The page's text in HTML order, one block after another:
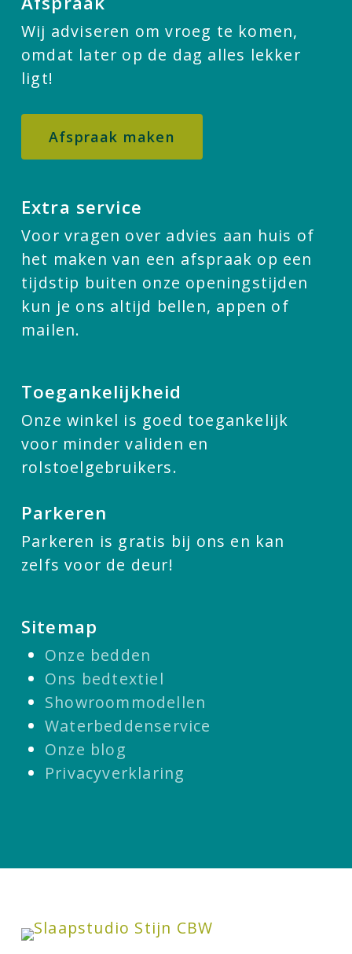
Wij adviseren om vroeg te komen,
omdat later op de dag alles lekker
ligt!
Afspraak maken
Extra service
Voor vragen over advies aan huis of
het maken van een afspraak op een
tijdstip buiten onze openingstijden
kun je ons altijd bellen, appen of
mailen.
Toegankelijkheid
Onze winkel is goed toegankelijk
voor minder validen en
rolstoelgebruikers.
Parkeren
Parkeren is gratis bij ons en kan
zelfs voor de deur!
Sitemap
Onze bedden
Ons bedtextiel
Showroommodellen
Waterbeddenservice
Onze blog
Privacyverklaring